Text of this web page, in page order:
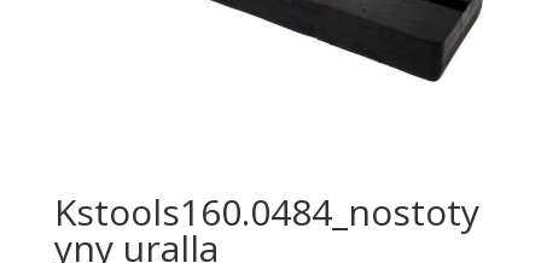
Kstools160.0484_nostoty
yny uralla